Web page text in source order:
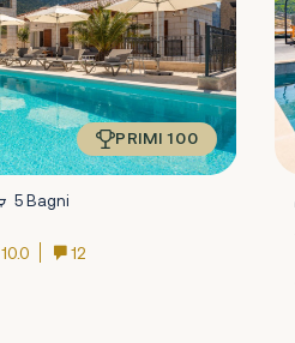
PRIMI 100
5 Bagni
10.0
12